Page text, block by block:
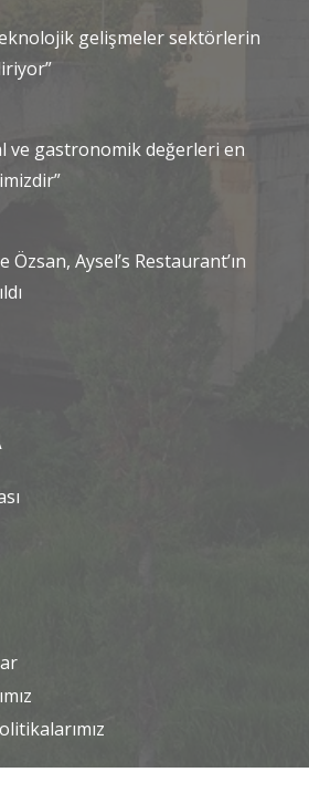
gelişmeler sektörlerin
ve gastronomik değerleri en
Özsan, Aysel’s Restaurant’ın